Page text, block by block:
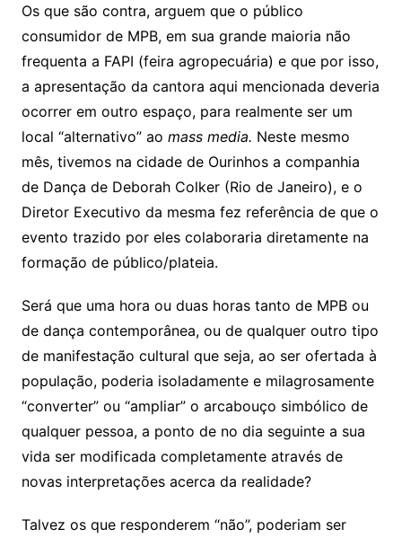
Os que são contra, arguem que o público
consumidor de MPB, em sua grande maioria não
frequenta a FAPI (feira agropecuária) e que por isso,
a apresentação da cantora aqui mencionada deveria
ocorrer em outro espaço, para realmente ser um
local “alternativo” ao mass media. Neste mesmo
mês, tivemos na cidade de Ourinhos a companhia
de Dança de Deborah Colker (Rio de Janeiro), e o
Diretor Executivo da mesma fez referência de que o
evento trazido por eles colaboraria diretamente na
formação de público/plateia.
Será que uma hora ou duas horas tanto de MPB ou
de dança contemporânea, ou de qualquer outro tipo
de manifestação cultural que seja, ao ser ofertada à
população, poderia isoladamente e milagrosamente
“converter” ou “ampliar” o arcabouço simbólico de
qualquer pessoa, a ponto de no dia seguinte a sua
vida ser modificada completamente através de
novas interpretações acerca da realidade?
Talvez os que responderem “não”, poderiam ser